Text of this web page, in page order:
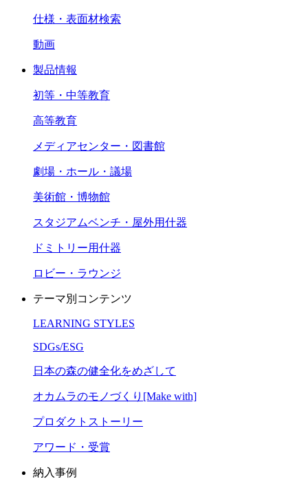
仕様・表面材検索
動画
製品情報
初等・中等教育
高等教育
メディアセンター・図書館
劇場・ホール・議場
美術館・博物館
スタジアムベンチ・屋外用什器
ドミトリー用什器
ロビー・ラウンジ
テーマ別コンテンツ
LEARNING STYLES
SDGs/ESG
日本の森の健全化をめざして
オカムラのモノづくり[Make with]
プロダクトストーリー
アワード・受賞
納入事例